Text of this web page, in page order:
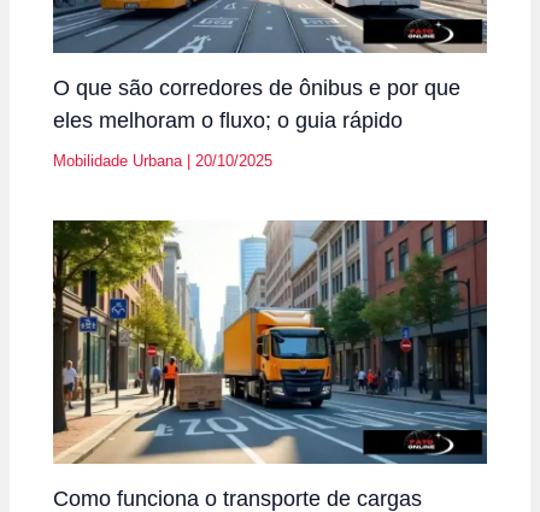
O que são corredores de ônibus e por que
eles melhoram o fluxo; o guia rápido
Mobilidade Urbana 20/10/2025
Como funciona o transporte de cargas